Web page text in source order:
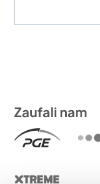
Zaufali nam